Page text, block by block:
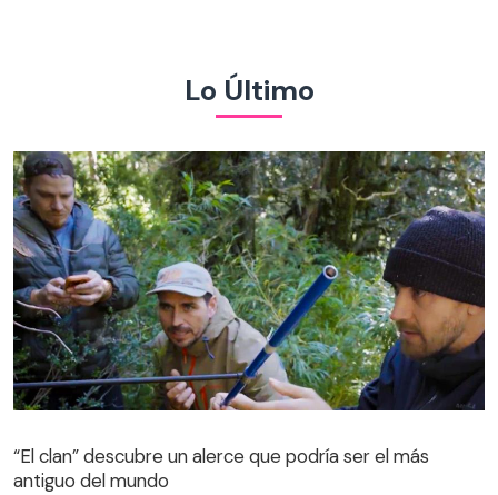
Lo Último
“El clan” descubre un alerce que podría ser el más
antiguo del mundo